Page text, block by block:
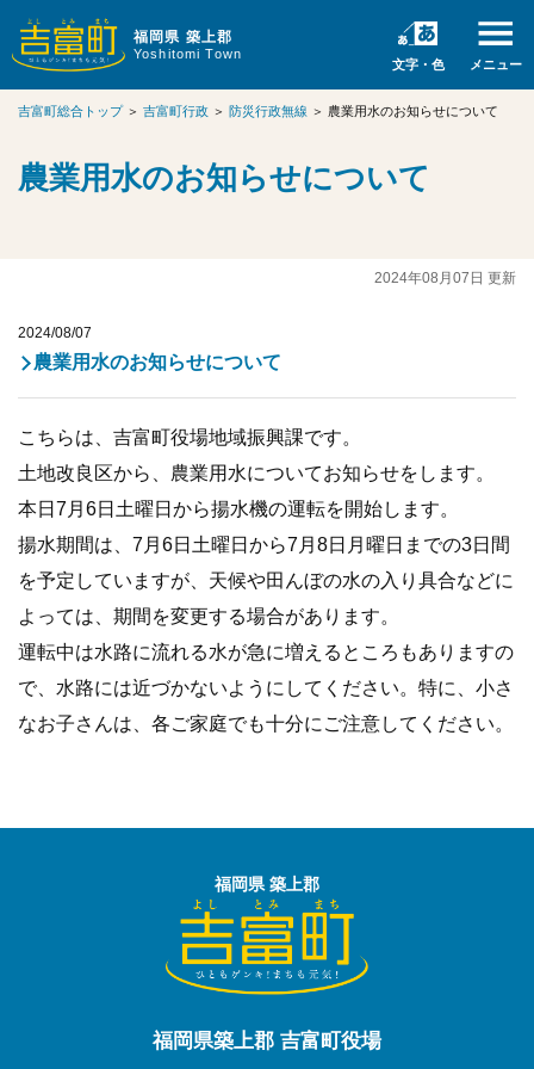
福岡県 築上郡
Yoshitomi Town
文字・色 メニュー
吉富町総合トップ＞ 吉富町行政 ＞ 防災行政無線 ＞ 農業用水のお知らせについて
農業用水のお知らせについて
2024年08月07日 更新
農業用水のお知らせについて
2024/08/07
こちらは、吉富町役場地域振興課です。
土地改良区から、農業用水についてお知らせをします。
本日7月6日土曜日から揚水機の運転を開始します。
揚水期間は、7月6日土曜日から7月8日月曜日までの3日間
を予定していますが、天候や田んぼの水の入り具合などに
よっては、期間を変更する場合があります。
運転中は水路に流れる水が急に増えるところもありますの
で、水路には近づかないようにしてください。特に、小さ
なお子さんは、各ご家庭でも十分にご注意してください。
福岡県 築上郡
福岡県築上郡 吉富町役場